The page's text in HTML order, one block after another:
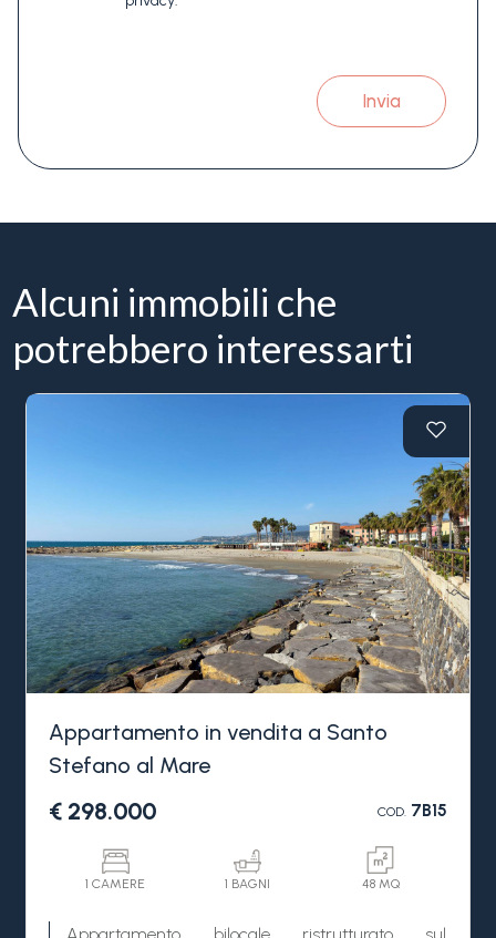
Invia
Alcuni immobili che
potrebbero interessarti
Appartamento in vendita a Santo
Stefano al Mare
€ 298.000 COD.7B15
1 CAMERE 1 BAGNI 48 MQ